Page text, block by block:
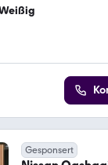
Gesponsert